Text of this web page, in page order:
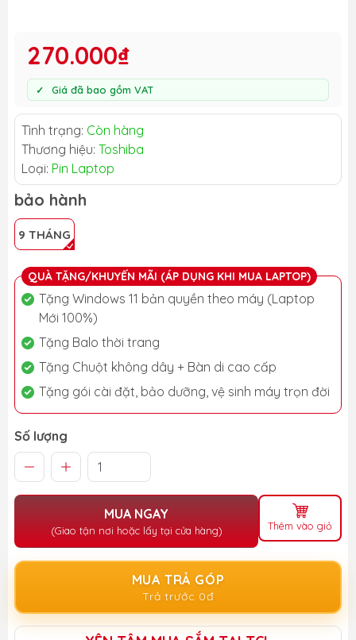
270.000₫
Giá đã bao gồm VAT
Tình trạng: Còn hàng
Thương hiệu: Toshiba
Loại: Pin Laptop
bảo hành
9 THÁNG
QUÀ TẶNG/KHUYẾN MÃI (ÁP DỤNG KHI MUA LAPTOP)
Tặng Windows 11 bản quyền theo máy (Laptop
Mới 100%)
Tặng Balo thời trang
Tặng Chuột không dây + Bàn di cao cấp
Tặng gói cài đặt, bảo dưỡng, vệ sinh máy trọn đời
Số lượng
MUA NGAY
(Giao tận nơi hoặc lấy tại cửa hàng) Thêm vào giỏ
MUA TRẢ GÓP
Trả trước 0đ